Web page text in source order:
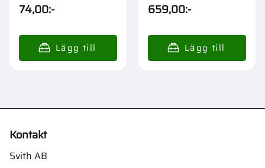
74,00:- 659,00:-
Kontakt
Svith AB